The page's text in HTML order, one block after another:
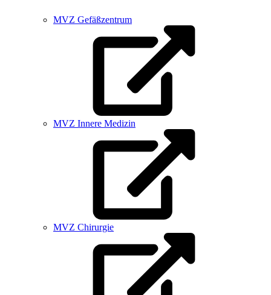
MVZ Gefäßzentrum
MVZ Innere Medizin
MVZ Chirurgie